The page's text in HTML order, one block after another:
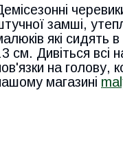
замші,
які сидять
см. Дивіться всі
на голову,
магазині